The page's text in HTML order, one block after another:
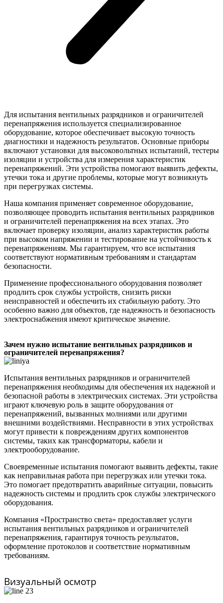
Для испытания вентильных разрядников и ограничителей
перенапряжения используется специализированное
оборудование, которое обеспечивает высокую точность
диагностики и надежность результатов. Основные приборы
включают установки для высоковольтных испытаний, тестеры
изоляции и устройства для измерения характеристик
перенапряжений. Эти устройства помогают выявить дефекты,
утечки тока и другие проблемы, которые могут возникнуть
при перегрузках системы.
Наша компания применяет современное оборудование,
позволяющее проводить испытания вентильных разрядников
и ограничителей перенапряжения на всех этапах. Это
включает проверку изоляции, анализ характеристик работы
при высоком напряжении и тестирование на устойчивость к
перенапряжениям. Мы гарантируем, что все испытания
соответствуют нормативным требованиям и стандартам
безопасности.
Применение профессионального оборудования позволяет
продлить срок службы устройств, снизить риски
неисправностей и обеспечить их стабильную работу. Это
особенно важно для объектов, где надежность и безопасность
электроснабжения имеют критическое значение.
Зачем нужно испытание вентильных разрядников и
ограничителей перенапряжения?
Испытания вентильных разрядников и ограничителей
перенапряжения необходимы для обеспечения их надежной и
безопасной работы в электрических системах. Эти устройства
играют ключевую роль в защите оборудования от
перенапряжений, вызванных молниями или другими
внешними воздействиями. Несправности в этих устройствах
могут привести к повреждениям других компонентов
системы, таких как трансформаторы, кабели и
электрооборудование.
Своевременные испытания помогают выявить дефекты, такие
как неправильная работа при перегрузках или утечки тока.
Это помогает предотвратить аварийные ситуации, повысить
надежность системы и продлить срок службы электрического
оборудования.
Компания «Пространство света» предоставляет услуги
испытания вентильных разрядников и ограничителей
перенапряжения, гарантируя точность результатов,
оформление протоколов и соответствие нормативным
требованиям.
Визуальный осмотр